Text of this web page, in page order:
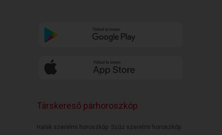
Társkereső párhoroszkóp
Halak szerelmi horoszkóp Szűz szerelmi horoszkóp